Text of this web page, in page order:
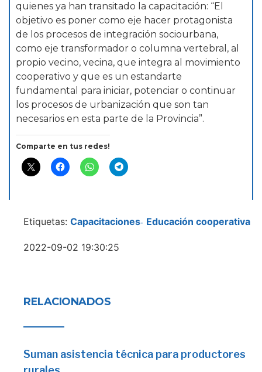
quienes ya han transitado la capacitación: “El
objetivo es poner como eje hacer protagonista
de los procesos de integración sociourbana,
como eje transformador o columna vertebral, al
propio vecino, vecina, que integra al movimiento
cooperativo y que es un estandarte
fundamental para iniciar, potenciar o continuar
los procesos de urbanización que son tan
necesarios en esta parte de la Provincia”.
Comparte en tus redes!
Etiquetas: Capacitaciones- Educación cooperativa
2022-09-02 19:30:25
RELACIONADOS
Suman asistencia técnica para productores